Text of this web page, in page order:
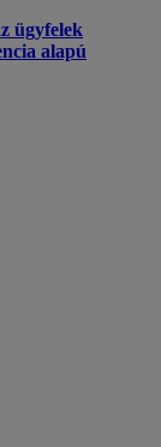
ügyfelek
alapú